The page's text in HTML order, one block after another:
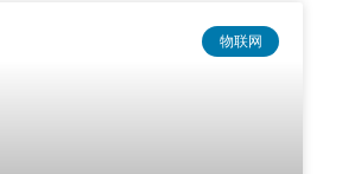
物联网